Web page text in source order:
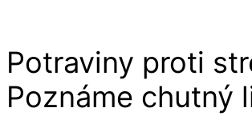
Potraviny proti
Poznáme chutný